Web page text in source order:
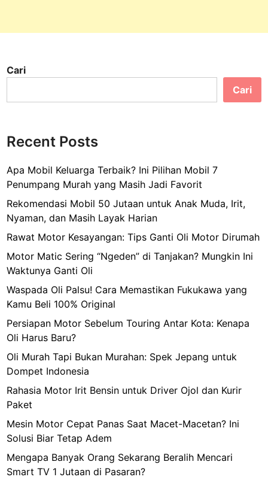
Cari
Cari
Recent Posts
Apa Mobil Keluarga Terbaik? Ini Pilihan Mobil 7
Penumpang Murah yang Masih Jadi Favorit
Rekomendasi Mobil 50 Jutaan untuk Anak Muda, Irit,
Nyaman, dan Masih Layak Harian
Rawat Motor Kesayangan: Tips Ganti Oli Motor Dirumah
Motor Matic Sering “Ngeden” di Tanjakan? Mungkin Ini
Waktunya Ganti Oli
Waspada Oli Palsu! Cara Memastikan Fukukawa yang
Kamu Beli 100% Original
Persiapan Motor Sebelum Touring Antar Kota: Kenapa
Oli Harus Baru?
Oli Murah Tapi Bukan Murahan: Spek Jepang untuk
Dompet Indonesia
Rahasia Motor Irit Bensin untuk Driver Ojol dan Kurir
Paket
Mesin Motor Cepat Panas Saat Macet-Macetan? Ini
Solusi Biar Tetap Adem
Mengapa Banyak Orang Sekarang Beralih Mencari
Smart TV 1 Jutaan di Pasaran?